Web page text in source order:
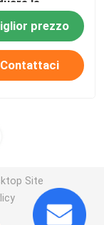
secondo la
marmo per le
della parete
prezzo
Contattaci
Site